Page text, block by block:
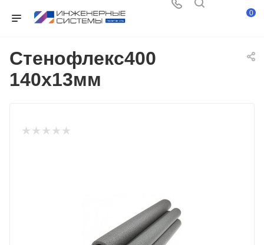
0
Стенофлекс400
140х13мм